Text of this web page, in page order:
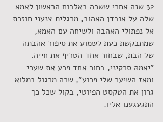
32 שנה אחרי ששרה באלבום הראשון לאמא
שלה על אובדן האהוב, מרגלית צנעני חוזרת
אל נפתולי האהבה ולשיחה עם האמא,
שמתבקשת כעת לשמוע את סיפור אהבתה
של הבת, שבחור אחד הטריף את חייה.
"יַאמַּהּ סרקיני, בחור אחד פרע את שערי
ומאז השיער שלי פרוע", שרה מרגול במלוא
גרון את הטקסט הפיוטי, בקול שכל כך
התגעגענו אליו.